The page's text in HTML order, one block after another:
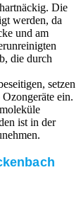
Die
werden, da
und am
die durch
setzen
ein.
ist in der